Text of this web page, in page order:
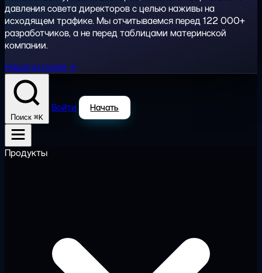
давления совета директоров с целью наживы на
исходящем трафике. Мы отчитываемся перед 122 000+
разработчиков, а не перед таблицами материнской
компании.
Наша история →
Поиск ⌘K
Войти Начать
Продукты